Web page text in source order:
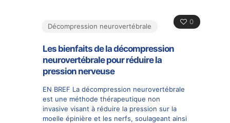
0
Décompression neurovertébrale
Les bienfaits de la décompression
neurovertébrale pour réduire la
pression nerveuse
EN BREF La décompression neurovertébrale
est une méthode thérapeutique non
invasive visant à réduire la pression sur la
moelle épinière et les nerfs, soulageant ainsi